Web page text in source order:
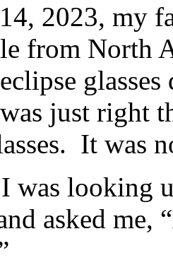
2023, my
from North
just right
It was
was looking
asked